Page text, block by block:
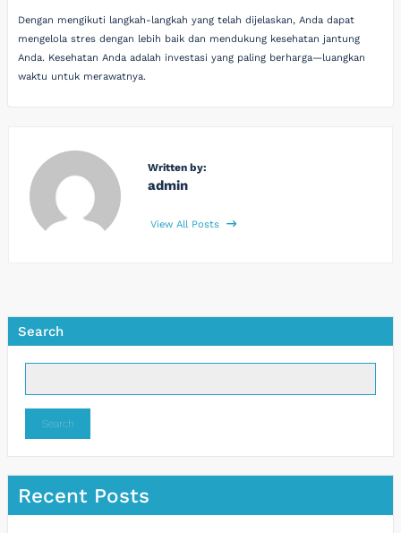
Dengan mengikuti langkah-langkah yang telah dijelaskan, Anda dapat
mengelola stres dengan lebih baik dan mendukung kesehatan jantung
Anda. Kesehatan Anda adalah investasi yang paling berharga—luangkan
waktu untuk merawatnya.
Written by:
admin
View All Posts
Search
Search
Recent Posts